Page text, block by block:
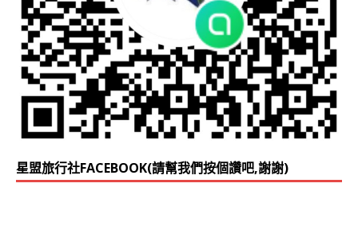
星盟旅行社FACEBOOK(請幫我們按個讚吧,謝謝)